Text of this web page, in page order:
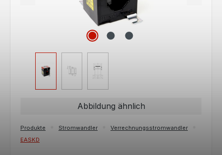
Abbildung ähnlich
Produkte Stromwandler
Verrechnungsstromwandler
EASKD